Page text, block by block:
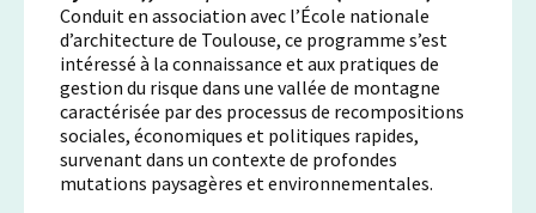
Conduit en association avec l’École nationale
d’architecture de Toulouse, ce programme s’est
intéressé à la connaissance et aux pratiques de
gestion du risque dans une vallée de montagne
caractérisée par des processus de recompositions
sociales, économiques et politiques rapides,
survenant dans un contexte de profondes
mutations paysagères et environnementales.